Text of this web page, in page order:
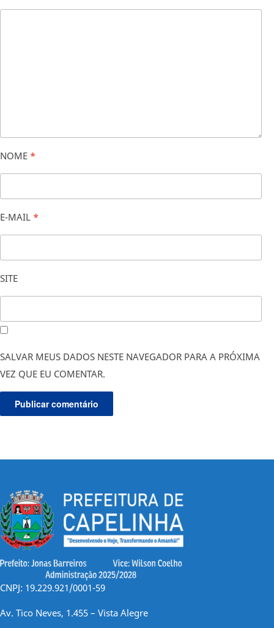
NOME *
E-MAIL *
SITE
SALVAR MEUS DADOS NESTE NAVEGADOR PARA A PRÓXIMA
VEZ QUE EU COMENTAR.
CNPJ: 19.229.921/0001-59
Av. Tico Neves, 1.455 – Vista Alegre